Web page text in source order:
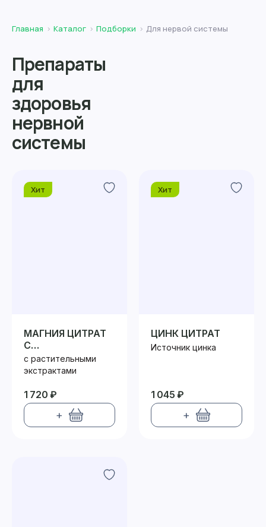
Главная Каталог Подборки Для нервой системы
Препараты
для
здоровья
нервной
системы
Хит
МАГНИЯ ЦИТРАТ
С
РАСТИТЕЛЬНЫМИ
ЭКСТРАКТАМИ
с растительными
экстрактами
1 720 ₽
+
Хит
ЦИНК ЦИТРАТ
Источник цинка
1 045 ₽
+